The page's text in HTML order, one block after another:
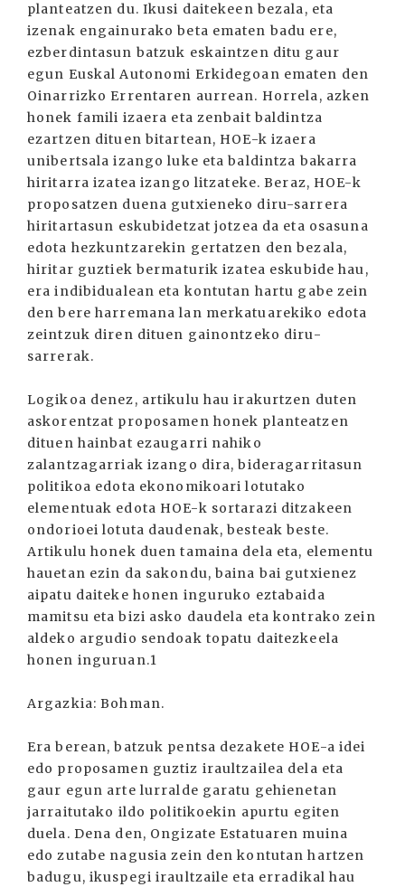
planteatzen du. Ikusi daitekeen bezala, eta
izenak engainurako beta ematen badu ere,
ezberdintasun batzuk eskaintzen ditu gaur
egun Euskal Autonomi Erkidegoan ematen den
Oinarrizko Errentaren aurrean. Horrela, azken
honek famili izaera eta zenbait baldintza
ezartzen dituen bitartean, HOE-k izaera
unibertsala izango luke eta baldintza bakarra
hiritarra izatea izango litzateke. Beraz, HOE-k
proposatzen duena gutxieneko diru-sarrera
hiritartasun eskubidetzat jotzea da eta osasuna
edota hezkuntzarekin gertatzen den bezala,
hiritar guztiek bermaturik izatea eskubide hau,
era indibidualean eta kontutan hartu gabe zein
den bere harremana lan merkatuarekiko edota
zeintzuk diren dituen gainontzeko diru-
sarrerak.
Logikoa denez, artikulu hau irakurtzen duten
askorentzat proposamen honek planteatzen
dituen hainbat ezaugarri nahiko
zalantzagarriak izango dira, bideragarritasun
politikoa edota ekonomikoari lotutako
elementuak edota HOE-k sortarazi ditzakeen
ondorioei lotuta daudenak, besteak beste.
Artikulu honek duen tamaina dela eta, elementu
hauetan ezin da sakondu, baina bai gutxienez
aipatu daiteke honen inguruko eztabaida
mamitsu eta bizi asko daudela eta kontrako zein
aldeko argudio sendoak topatu daitezkeela
honen inguruan.1
Argazkia: Bohman.
Era berean, batzuk pentsa dezakete HOE-a idei
edo proposamen guztiz iraultzailea dela eta
gaur egun arte lurralde garatu gehienetan
jarraitutako ildo politikoekin apurtu egiten
duela. Dena den, Ongizate Estatuaren muina
edo zutabe nagusia zein den kontutan hartzen
badugu, ikuspegi iraultzaile eta erradikal hau